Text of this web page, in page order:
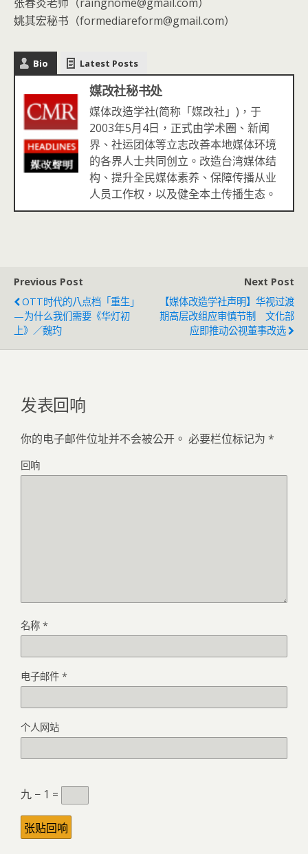
姚其宏秘书（formediareform@gmail.com）
Bio Latest Posts
媒改社秘书处
媒体改造学社(简称「媒改社」)，于
2003年5月4日，正式由学术圈、新闻
界、社运团体等立志改善本地媒体环境
的各界人士共同创立。改造台湾媒体结
构、提升全民媒体素养、保障传播从业
人员工作权，以及健全本土传播生态。
Previous Post
OTT时代的八点档「重生」
—为什么我们需要《华灯初
上》／魏玓
Next Post
【媒体改造学社声明】华视过渡
期高层改组应审慎节制 文化部
应即推动公视董事改选
发表回响
你的电子邮件位址并不会被公开。 必要栏位标记为 *
回响
名称 *
电子邮件 *
个人网站
九 − 1 =